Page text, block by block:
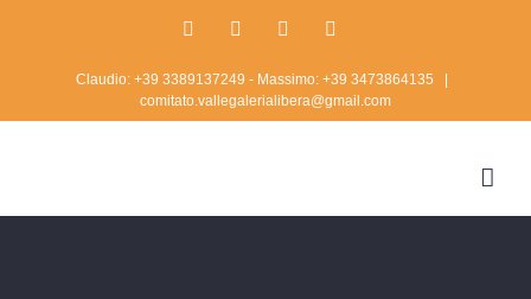
FacebookTwitter Instagram
Claudio: +39 3389137249 - Massimo: +39 3473864135
comitato.vallegalerialibera@gmail.com